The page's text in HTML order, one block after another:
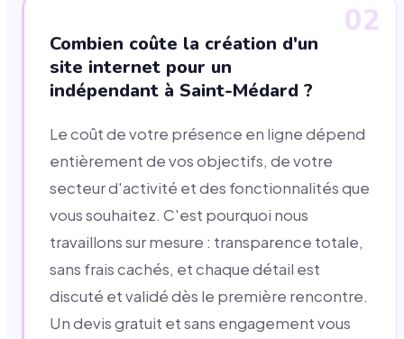
02
Combien coûte la création d'un
site internet pour un
indépendant à Saint-Médard ?
Le coût de votre présence en ligne dépend
entièrement de vos objectifs, de votre
secteur d'activité et des fonctionnalités que
vous souhaitez. C'est pourquoi nous
travaillons sur mesure : transparence totale,
sans frais cachés, et chaque détail est
discuté et validé dès le première rencontre.
Un devis gratuit et sans engagement vous